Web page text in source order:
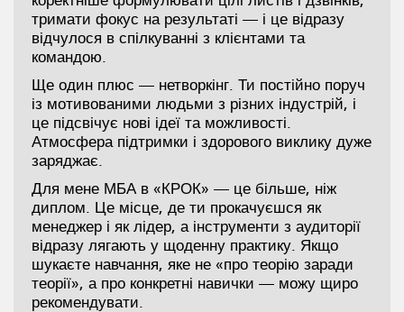
тримати фокус на результаті — і це відразу
відчулося в спілкуванні з клієнтами та
командою.
Ще один плюс — нетворкінг. Ти постійно поруч
із мотивованими людьми з різних індустрій, і
це підсвічує нові ідеї та можливості.
Атмосфера підтримки і здорового виклику дуже
заряджає.
Для мене МБА в «КРОК» — це більше, ніж
диплом. Це місце, де ти прокачуєшся як
менеджер і як лідер, а інструменти з аудиторії
відразу лягають у щоденну практику. Якщо
шукаєте навчання, яке не «про теорію заради
теорії», а про конкретні навички — можу щиро
рекомендувати.